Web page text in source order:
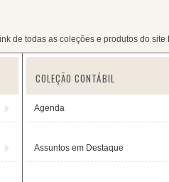
de todas as coleções e produtos do site
COLEÇÃO CONTÁBIL
Agenda
Assuntos em Destaque